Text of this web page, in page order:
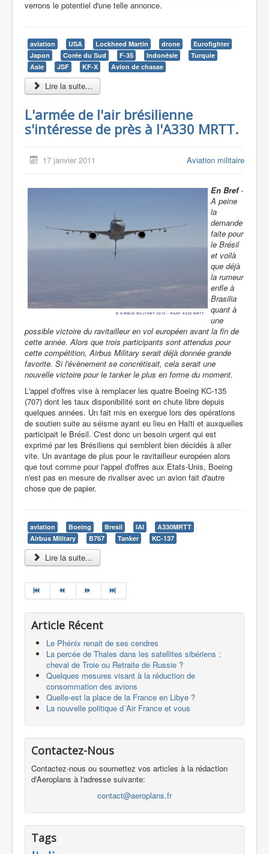
verrons le potentiel d'une telle annonce.
aviation USA Lockheed Martin drone
Eurofighter
Japon
Corée du Sud F-35 Indonésie
Turquie
Asie
JSF KF-X Avion de chasse
Lire la suite...
L'armée de l'air brésilienne
s'intéresse de près à l'A330 MRTT.
17 janvier 2011 Aviation militaire
En Bref-
A peine
la
demande
faite pour
le Brésil
et voilà
que déjà
la rumeur
enfle à
Brasilia
quant à
une
possible victoire du ravitailleur en vol européen avant la fin de
cette année. Alors que trois participants sont attendus pour
cette compétition, Airbus Military serait déjà donnée grande
favorite. Si l'évènement se concrétisait, cela serait une
nouvelle victoire pour le tanker le plus en forme du moment.
L'appel d'offres vise à remplacer les quatre Boeing KC-135
(707) dont les taux disponibilité sont en chute libre depuis
quelques années. Un fait mis en exergue lors des opérations
de soutien suite au séisme ayant eu lieu en Haïti et auxquelles
participait le Brésil. C'est donc un besoin urgent qui est
exprimé par les Brésiliens qui semblent bien décidés à aller
vite. Un avantage de plus pour le ravitailleur européen alors
que tout comme pour l'appel d'offres aux Etats-Unis, Boeing
n'est pas en mesure de rivaliser avec un avion fait d'autre
chose que de papier.
aviation Boeing Bresil IAI
A330MRTT
Airbus Military
B767 Tanker KC-137
Lire la suite...
Article Récent
Le Phénix renait de ses cendres
La percée de Thales dans les satellites sibériens :
cheval de Troie ou Retraite de Russie ?
Quelques mesures visant à la réduction de
consommation des avions
Quelle-est la place de la France en Libye ?
La nouvelle politique d´Air France et vous
Contactez-Nous
Contactez-nous ou soumettez vos articles à la rédaction
d'Aeroplans à l'adresse suivante:
contact@aeroplans.fr
Tags